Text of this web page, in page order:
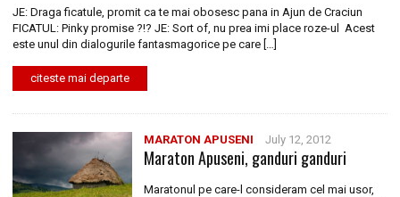
JE: Draga ficatule, promit ca te mai obosesc pana in Ajun de Craciun
FICATUL: Pinky promise ?!? JE: Sort of, nu prea imi place roze-ul Acest
este unul din dialogurile fantasmagorice pe care […]
citeste mai departe
MARATON APUSENI July 12, 2012
Maraton Apuseni, ganduri ganduri
Maratonul pe care-l consideram cel mai usor,